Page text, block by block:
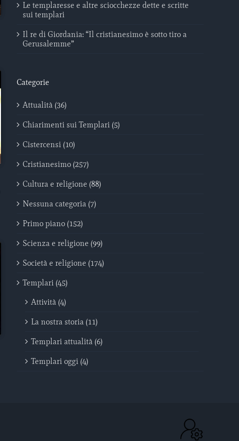
Le templaresse e altre sciocchezze dette e scritte
sui templari
Il re di Giordania: “Il cristianesimo è sotto tiro a
Gerusalemme”
Categorie
Attualità (36)
Chiarimenti sui Templari (5)
Cistercensi (10)
Cristianesimo (257)
Cultura e religione (88)
Nessuna categoria (7)
Primo piano (152)
Scienza e religione (99)
Società e religione (174)
Templari (45)
Attività (4)
La nostra storia (11)
Templari attualità (6)
Templari oggi (4)